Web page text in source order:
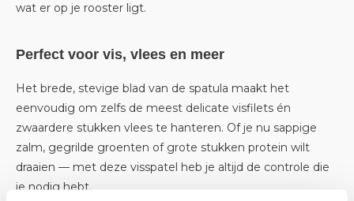
wat er op je rooster ligt.
Perfect voor vis, vlees en meer
Het brede, stevige blad van de spatula maakt het
eenvoudig om zelfs de meest delicate visfilets én
zwaardere stukken vlees te hanteren. Of je nu sappige
zalm, gegrilde groenten of grote stukken protein wilt
draaien — met deze visspatel heb je altijd de controle die
je nodig hebt.